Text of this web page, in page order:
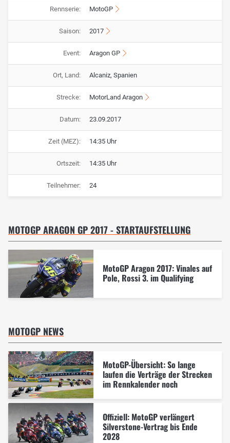
Rennserie: MotoGP
Saison: 2017
Event: Aragon GP
Ort, Land: Alcaniz, Spanien
Strecke: MotorLand Aragon
Datum: 23.09.2017
Zeit (MEZ): 14:35 Uhr
Ortszeit: 14:35 Uhr
Teilnehmer: 24
MOTOGP ARAGON GP 2017 - STARTAUFSTELLUNG
MotoGP Aragon 2017: Vinales auf
Pole, Rossi 3. im Qualifying
MOTOGP NEWS
MotoGP-Übersicht: So lange
laufen die Verträge der Strecken
im Rennkalender noch
Offiziell: MotoGP verlängert
Silverstone-Vertrag bis Ende
2028